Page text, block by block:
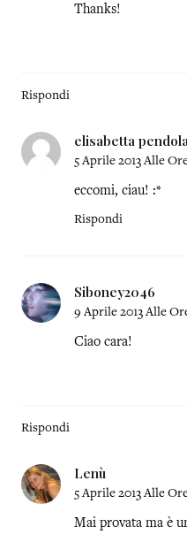
Thanks!
Rispondi
elisabetta
5 Aprile 2013 Alle
eccomi, ciau! :*
Rispondi
Siboney2046
9 Aprile 2013 Alle Ore
Ciao cara!
Rispondi
Lenù
5 Aprile 2013 Alle Ore
Mai provata ma è